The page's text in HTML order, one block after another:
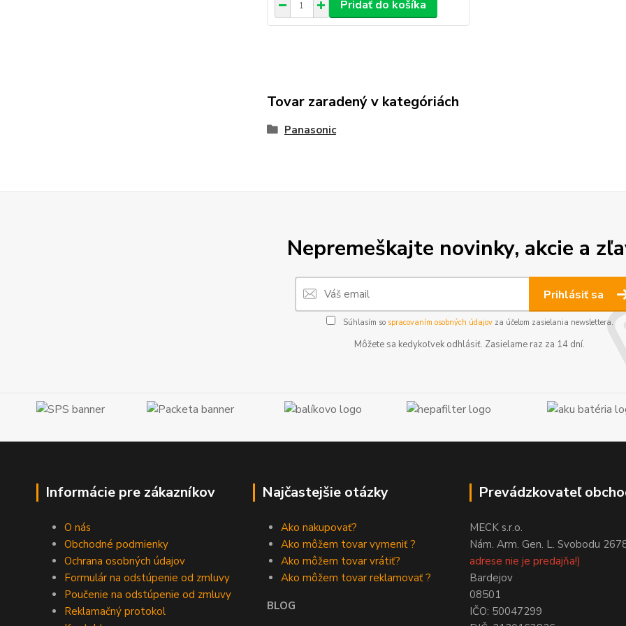
Pridať do košíka
Tovar zaradený v kategóriách
Panasonic
Nepremeškajte novinky, akcie a
Prihlásiť sa
Súhlasím so spracovaním osobných údajovza účelom zasielania newslettera.
Môžete sa kedykoľvek odhlásiť. Zasielame raz za 14 dní.
Informácie pre zákazníkov
O nás
Obchodné podmienky
Ochrana osobných údajov
Formulár na odstúpenie od zmluvy
Poučenie na odstúpenie od zmluvy
Reklamačný protokol
Najčastejšie otázky
Ako nakupovať?
Ako môžem tovar vymeniť ?
Ako môžem tovar vrátiť?
Ako môžem tovar reklamovať ?
BLOG
Prevádzkovateľ
MECK s.r.o.
Nám. Arm. Gen. L. Svobodu
adrese nie je predajňa!)
Bardejov
08501
IČO: 50047299